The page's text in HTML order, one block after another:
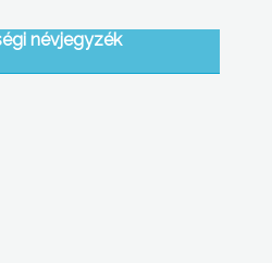
névjegyzék